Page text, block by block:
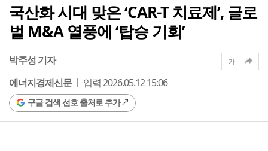
국산화 시대 맞은 ‘CAR-T 치료제’, 글로
벌 M&A 열풍에 ‘탑승 기회’
박주성 기자
에너지경제신문
입력 2026.05.12 15:06
구글 검색 선호 출처로 추가
가